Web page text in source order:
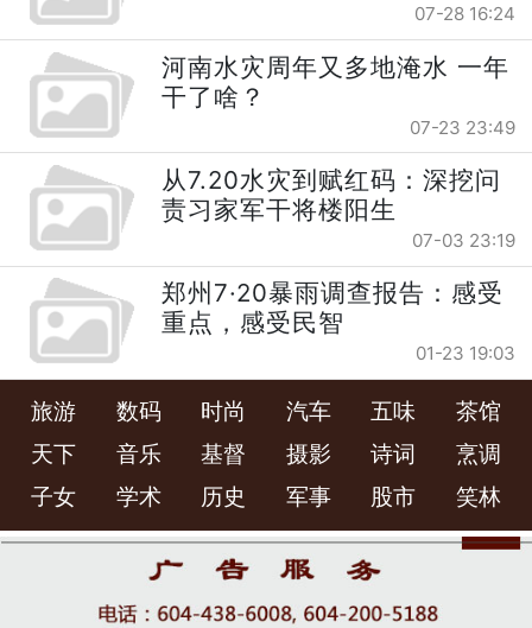
07-28 16:24
河南水灾周年又多地淹水 一年
干了啥？
07-23 23:49
从7.20水灾到赋红码：深挖问
责习家军干将楼阳生
07-03 23:19
郑州7·20暴雨调查报告：感受
重点，感受民智
01-23 19:03
旅游 数码 时尚 汽车 五味
茶馆
天下
音乐 基督 摄影 诗词
烹调
子女
学术 历史 军事 股市 笑林